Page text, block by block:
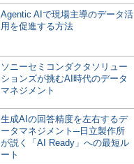
Agentic AIで現場主導のデータ活
用を促進する方法
ソニーセミコンダクタソリュー
ションズが挑むAI時代のデータ
マネジメント
生成AIの回答精度を左右するデ
ータマネジメント─日立製作所
が説く「AI Ready」への最短ル
ート